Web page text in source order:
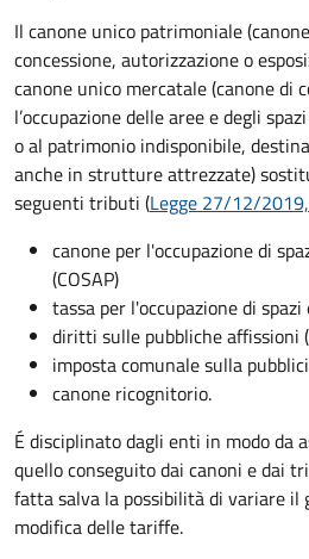
Il canone unico patrimoniale
concessione, autorizzazione o
canone unico mercatale (canone di
l’occupazione delle aree e degli
o al patrimonio indisponibile,
anche in strutture attrezzate)
seguenti tributi (Legge 27/12/
canone per l'occupazione di
(COSAP)
tassa per l'occupazione di spazi
diritti sulle pubbliche affissioni
imposta comunale sulla
canone ricognitorio.
É disciplinato dagli enti in modo da
quello conseguito dai canoni e dai
fatta salva la possibilità di variare
modifica delle tariffe.